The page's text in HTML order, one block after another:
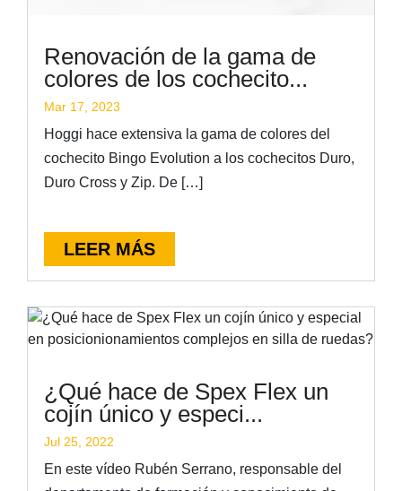
Renovación de la gama de
colores de los cochecito...
Mar 17, 2023
Hoggi hace extensiva la gama de colores del
cochecito Bingo Evolution a los cochecitos Duro,
Duro Cross y Zip. De […]
LEER MÁS
¿Qué hace de Spex Flex un
cojín único y especi...
Jul 25, 2022
En este vídeo Rubén Serrano, responsable del